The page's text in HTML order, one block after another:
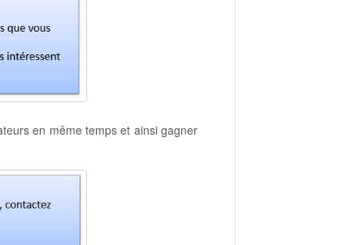
en même temps et ainsi gagner